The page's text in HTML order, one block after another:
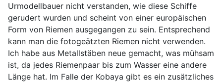
Urmodellbauer nicht verstanden, wie diese Schiffe
gerudert wurden und scheint von einer europäischen
Form von Riemen ausgegangen zu sein. Entsprechend
kann man die fotogeätzten Riemen nicht verwenden.
Ich habe aus Metallstäben neue gemacht, was mühsam
ist, da jedes Riemenpaar bis zum Wasser eine andere
Länge hat. Im Falle der Kobaya gibt es ein zusätzliches